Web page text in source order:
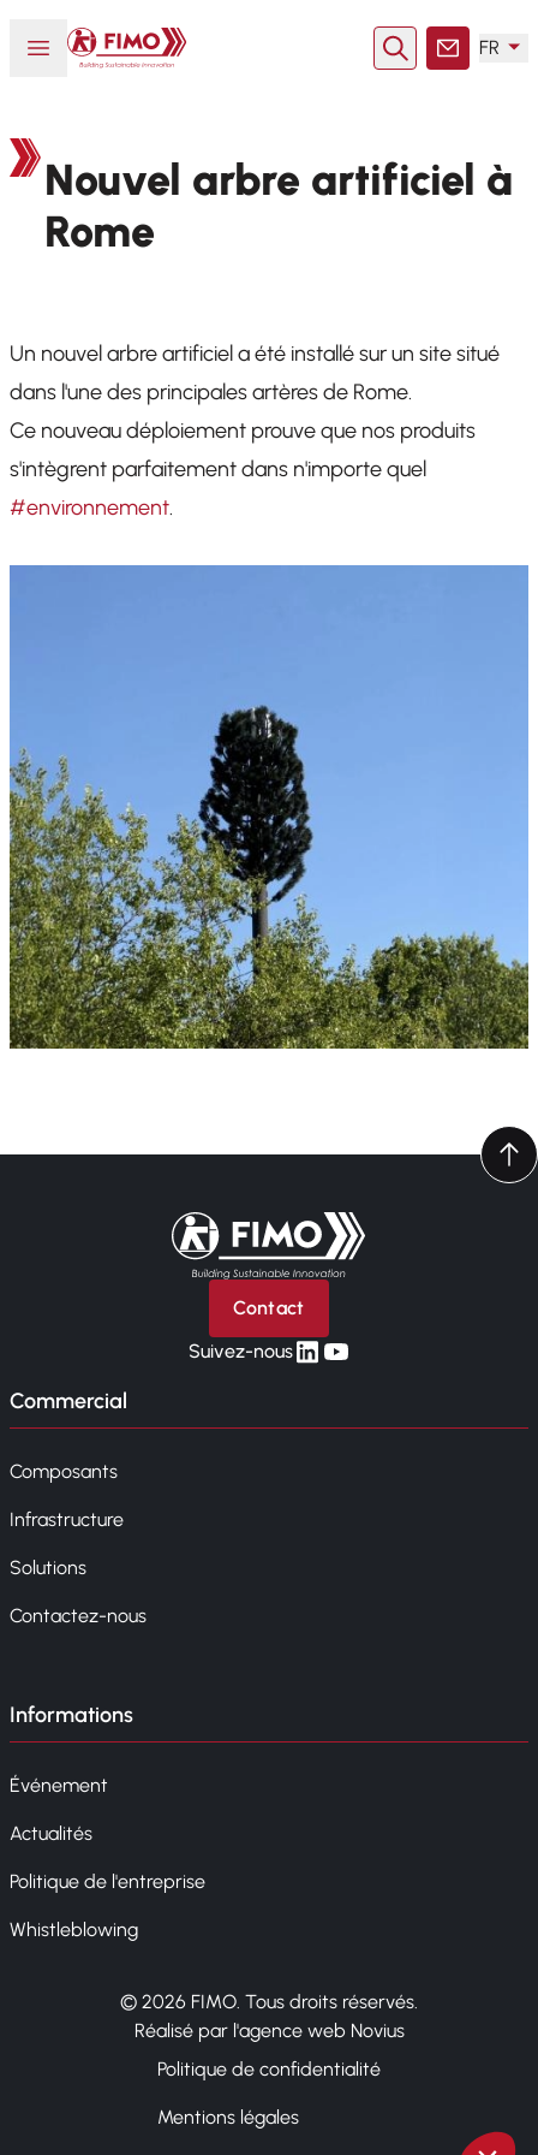
Ouvrir ou fermer le menu
Retour à l'accueil
Rechercher
Contact
FR
Nouvel arbre artificiel à
Rome
Un nouvel arbre artificiel a été installé sur un site situé
dans l'une des principales artères de Rome.
Ce nouveau déploiement prouve que nos produits
s'intègrent parfaitement dans n'importe quel
#environnement.
Retour à l'accueil
Contact
Suivez-nouslinkedin
yt
Commercial
Composants
Infrastructure
Solutions
Contactez-nous
Informations
Événement
Actualités
Politique de l'entreprise
Whistleblowing
© 2026 FIMO. Tous droits réservés.
Réalisé par l'agence web Novius
Politique de confidentialité
Mentions légales